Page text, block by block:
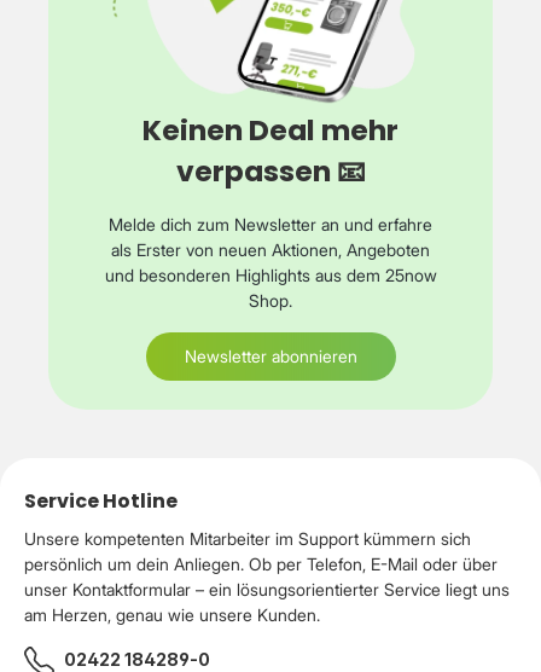
Keinen Deal mehr
verpassen 📧
Melde dich zum Newsletter an und erfahre
als Erster von neuen Aktionen, Angeboten
und besonderen Highlights aus dem 25now
Shop.
Newsletter abonnieren
Service Hotline
Unsere kompetenten Mitarbeiter im Support kümmern sich
persönlich um dein Anliegen. Ob per Telefon, E-Mail oder über
unser Kontaktformular – ein lösungsorientierter Service liegt uns
am Herzen, genau wie unsere Kunden.
02422 184289-0